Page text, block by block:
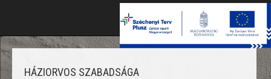
HÁZIORVOS SZABADSÁGA